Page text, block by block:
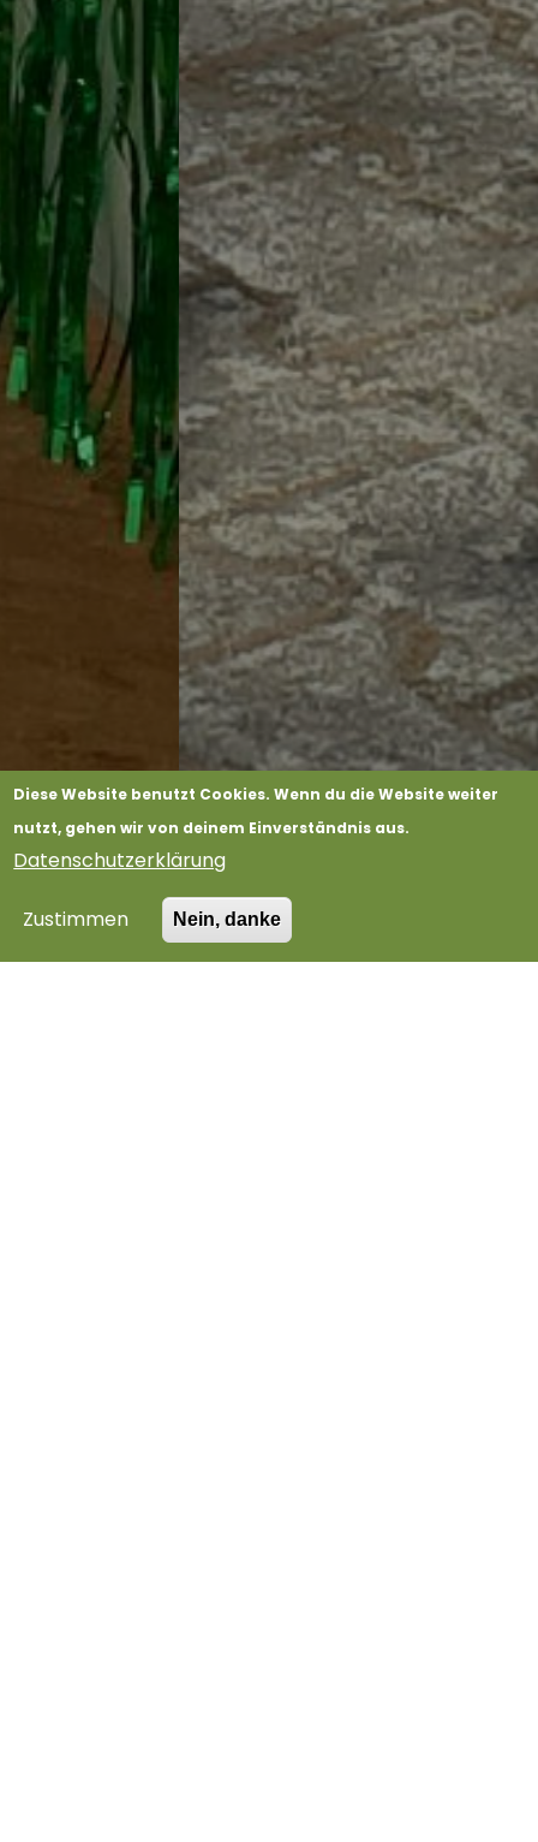
02
Diese Website benutzt Cookies. Wenn du die Website weiter
nutzt, gehen wir von deinem Einverständnis aus.
Datenschutzerklärung
Zustimmen Nein, danke